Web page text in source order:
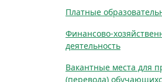
Платные
Финансово-
деятельность
Вакантные места для
(перевода)